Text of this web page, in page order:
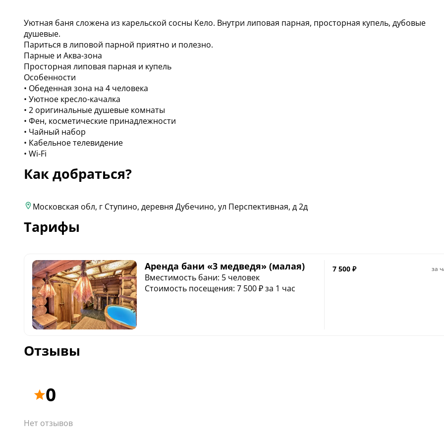
Уютная баня сложена из карельской сосны Кело. Внутри липовая парная, просторная купель, дубовые
душевые.
Париться в липовой парной приятно и полезно.
Парные и Аква-зона
Просторная липовая парная и купель
Особенности
• Обеденная зона на 4 человека
• Уютное кресло-качалка
• 2 оригинальные душевые комнаты
• Фен, косметические принадлежности
• Чайный набор
• Кабельное телевидение
• Wi-Fi
Как добраться?
Московская обл, г Ступино, деревня Дубечино, ул Перспективная, д 2д
Тарифы
Аренда бани «3 медведя» (малая)
Вместимость бани: 5 человек
Стоимость посещения: 7 500 ₽ за 1 час
7 500 ₽ за
Отзывы
0
Нет отзывов